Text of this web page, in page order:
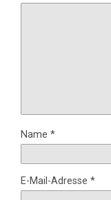
Name *
E-Mail-Adresse *